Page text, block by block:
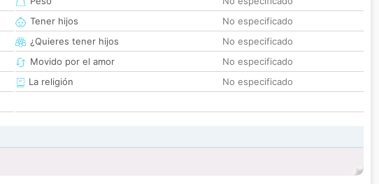
Tener hijos
No especificado
¿Quieres tener hijos
No especificado
Movido por el amor
No especificado
La religión
No especificado